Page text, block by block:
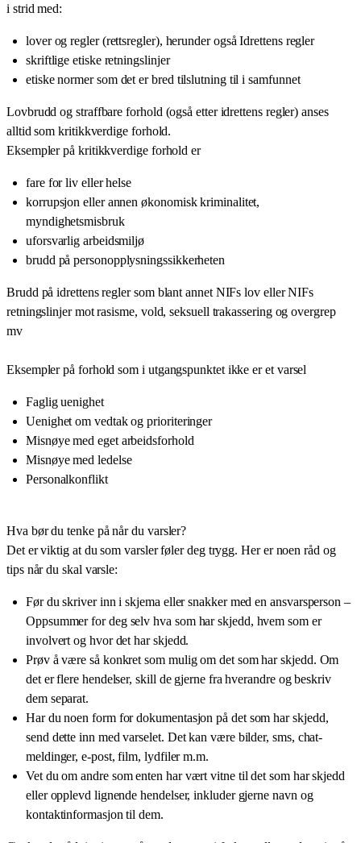
i strid med:
lover og regler (rettsregler), herunder også Idrettens regler
skriftlige etiske retningslinjer
etiske normer som det er bred tilslutning til i samfunnet
Lovbrudd og straffbare forhold (også etter idrettens regler) anses
alltid som kritikkverdige forhold.
Eksempler på kritikkverdige forhold er
fare for liv eller helse
korrupsjon eller annen økonomisk kriminalitet,
myndighetsmisbruk
uforsvarlig arbeidsmiljø
brudd på personopplysningssikkerheten
Brudd på idrettens regler som blant annet NIFs lov eller NIFs
retningslinjer mot rasisme, vold, seksuell trakassering og overgrep
mv
Eksempler på forhold som i utgangspunktet ikke er et varsel
Faglig uenighet
Uenighet om vedtak og prioriteringer
Misnøye med eget arbeidsforhold
Misnøye med ledelse
Personalkonflikt
Hva bør du tenke på når du varsler?
Det er viktig at du som varsler føler deg trygg. Her er noen råd og
tips når du skal varsle:
Før du skriver inn i skjema eller snakker med en ansvarsperson –
Oppsummer for deg selv hva som har skjedd, hvem som er
involvert og hvor det har skjedd.
Prøv å være så konkret som mulig om det som har skjedd. Om
det er flere hendelser, skill de gjerne fra hverandre og beskriv
dem separat.
Har du noen form for dokumentasjon på det som har skjedd,
send dette inn med varselet. Det kan være bilder, sms, chat-
meldinger, e-post, film, lydfiler m.m.
Vet du om andre som enten har vært vitne til det som har skjedd
eller opplevd lignende hendelser, inkluder gjerne navn og
kontaktinformasjon til dem.